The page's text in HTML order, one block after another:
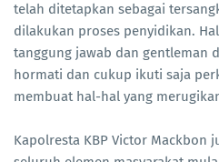
telah ditetapkan sebagai
dilakukan proses penyidikan.
tanggung jawab dan gentleman
hormati dan cukup ikuti saja
membuat hal-hal yang
Kapolresta KBP Victor Mackbon